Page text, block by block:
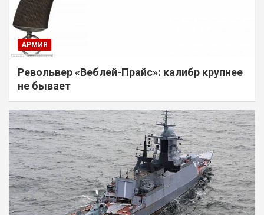
АРМИЯ
Револьвер «Веблей-Прайс»: калибр крупнее
не бывает